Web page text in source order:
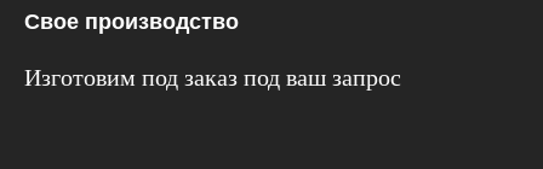
Свое производство
Изготовим под заказ под ваш запрос